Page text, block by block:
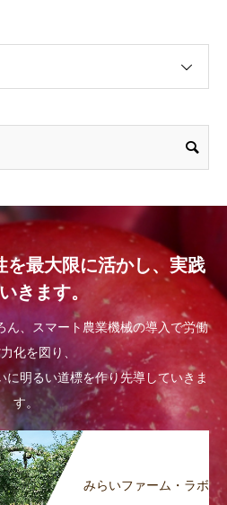
を最大限に活かし、実践
きます。
ん、スマート農業機械の導入で労働
化を図り、
明るい道標を作り先導していきま
す。
みらいファーム・ラボ